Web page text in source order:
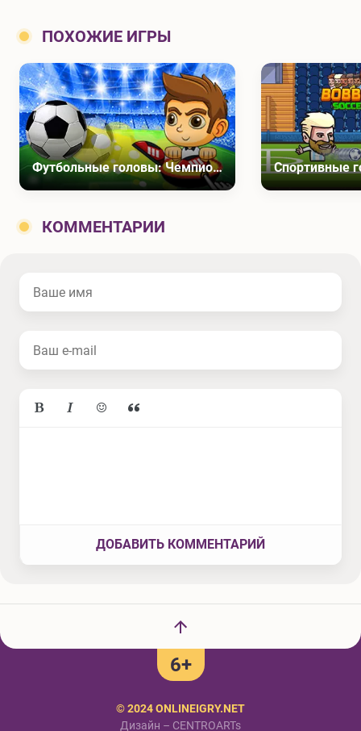
ПОХОЖИЕ ИГРЫ
Футбольные головы: Чемпионат Европы
КОММЕНТАРИИ
ДОБАВИТЬ КОММЕНТАРИЙ
6+
© 2024 ONLINEIGRY.NET
Дизайн – CENTROARTs